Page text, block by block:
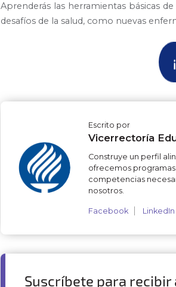
Aprenderás las herramientas básicas
desafíos de la salud, como nuevas
Escrito por
Vicerrectoría
Construye un perfil
ofrecemos
competencias
nosotros.
Facebook LinkedIn
Suscríbete para